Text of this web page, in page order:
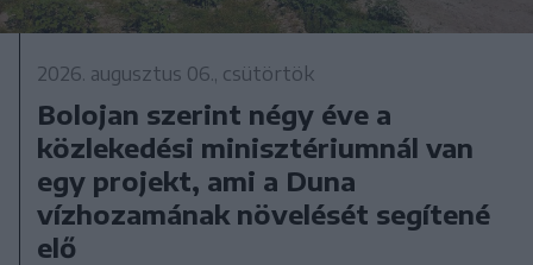
2026. augusztus 06., csütörtök
Bolojan szerint négy éve a
közlekedési minisztériumnál van
egy projekt, ami a Duna
vízhozamának növelését segítené
elő